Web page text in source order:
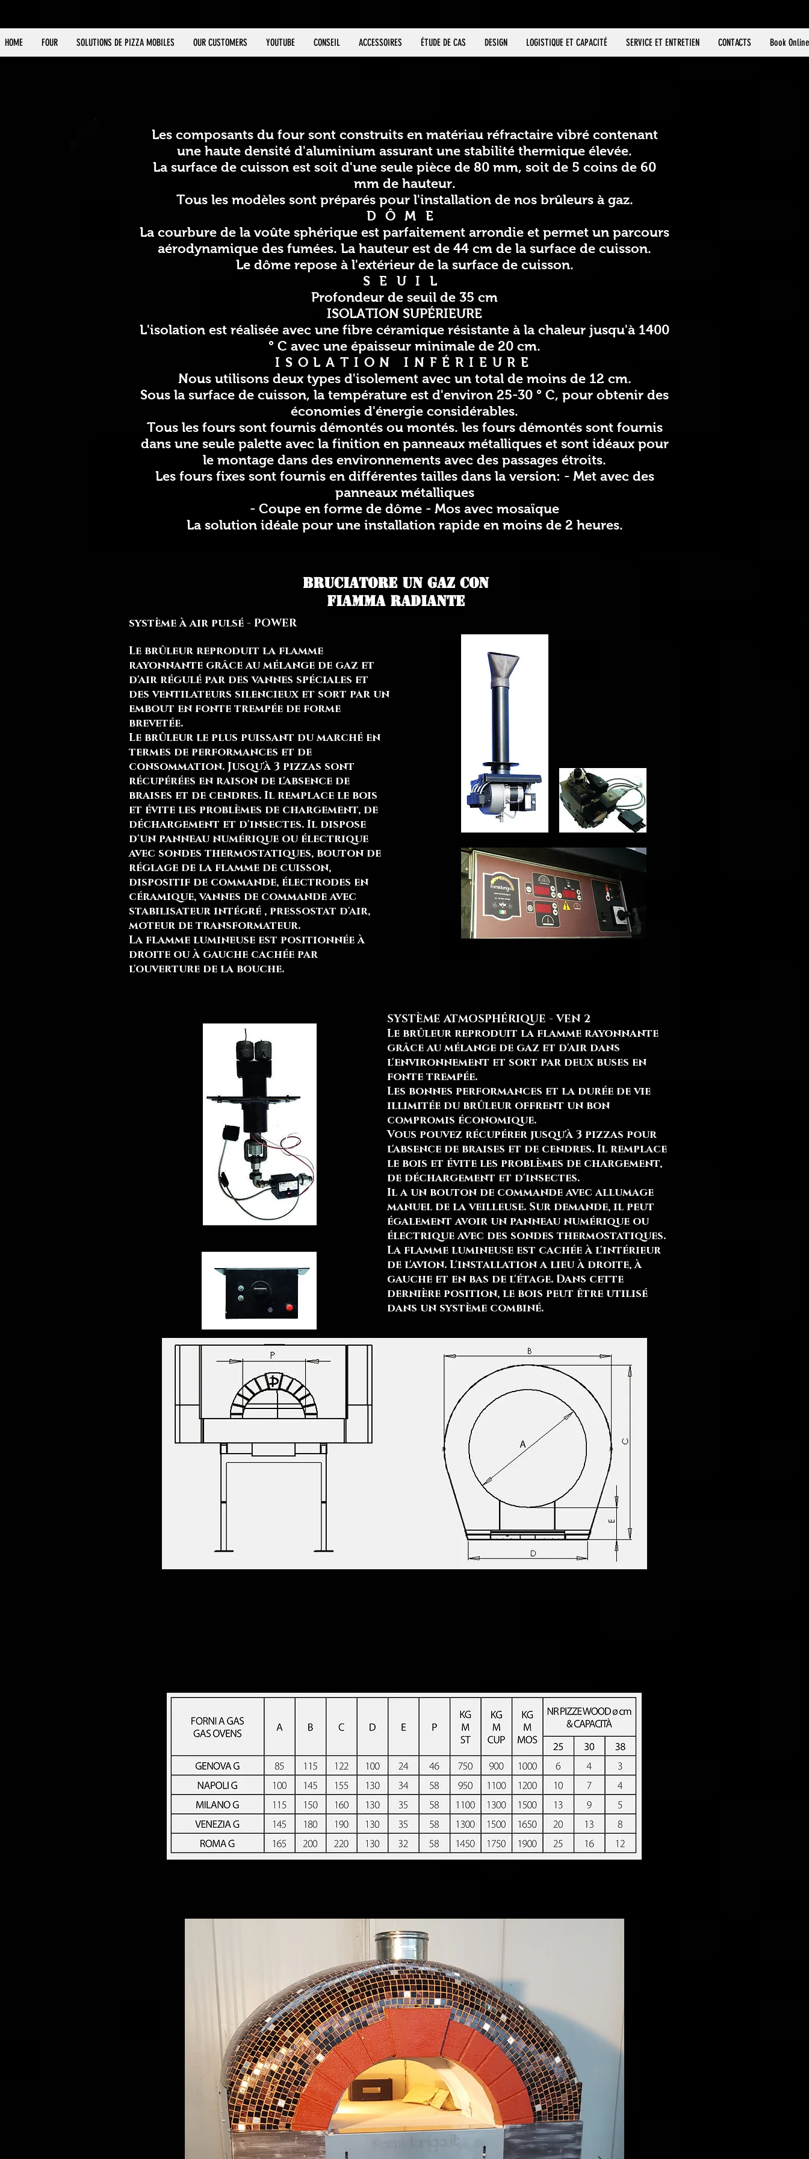
HOME FOUR SOLUTIONS DE PIZZA MOBILES OUR CUSTOMERS YOUTUBE CONSEIL ACCESSOIRES ÉTUDE DE CAS DESIGN LOGISTIQUE ET CAPACITÉ SERVICE ET ENTRETIEN CONTACTS Book Online
Les composants du four sont construits en matériau réfractaire vibré contenant
une haute densité d'aluminium assurant une stabilité thermique élevée.
La surface de cuisson est soit d'une seule pièce de 80 mm, soit de 5 coins de 60
mm de hauteur.
Tous les modèles sont préparés pour l'installation de nos brûleurs à gaz.
DÔME
La courbure de la voûte sphérique est parfaitement arrondie et permet un parcours
aérodynamique des fumées. La hauteur est de 44 cm de la surface de cuisson.
Le dôme repose à l'extérieur de la surface de cuisson.
SEUIL
Profondeur de seuil de 35 cm
ISOLATION SUPÉRIEURE
L'isolation est réalisée avec une fibre céramique résistante à la chaleur jusqu'à 1400
° C avec une épaisseur minimale de 20 cm.
ISOLATION INFÉRIEURE
Nous utilisons deux types d'isolement avec un total de moins de 12 cm.
Sous la surface de cuisson, la température est d'environ 25-30 ° C, pour obtenir des
économies d'énergie considérables.
Tous les fours sont fournis démontés ou montés. les fours démontés sont fournis
dans une seule palette avec la finition en panneaux métalliques et sont idéaux pour
le montage dans des environnements avec des passages étroits.
Les fours fixes sont fournis en différentes tailles dans la version: - Metavec des
panneaux métalliques
- Coupe en forme de dôme - Mos avec mosaïque
La solution idéale pour une installation rapide en moins de 2 heures.
Bruciatore un gaz con
fiamma radiante
système à air pulsé - POWER
Le brûleur reproduit la flamme
rayonnante grâce au mélange de gaz et
d'air régulé par des vannes spéciales et
des ventilateurs silencieux et sort par un
embout en fonte trempée de forme
brevetée.
Le brûleur le plus puissant du marché en
termes de performances et de
consommation. Jusqu'à 3 pizzas sont
récupérées en raison de l'absence de
braises et de cendres. Il remplace le bois
et évite les problèmes de chargement, de
déchargement et d'insectes. Il dispose
d'un panneau numérique ou électrique
avec sondes thermostatiques, bouton de
réglage de la flamme de cuisson,
dispositif de commande, électrodes en
céramique, vannes de commande avec
stabilisateur intégré , pressostat d'air,
moteur de transformateur.
La flamme lumineuse est positionnée à
droite ou à gauche cachée par
l'ouverture de la bouche.
SYSTÈME ATMOSPHÉRIQUE - VEN 2
Le brûleur reproduit la flamme rayonnante
grâce au mélange de gaz et d'air dans
l'environnement et sort par deux buses en
fonte trempée.
Les bonnes performances et la durée de vie
illimitée du brûleur offrent un bon
compromis économique.
Vous pouvez récupérer jusqu'à 3 pizzas pour
l'absence de braises et de cendres. Il remplace
le bois et évite les problèmes de chargement,
de déchargement et d'insectes.
Il a un bouton de commande avec allumage
manuel de la veilleuse. Sur demande, il peut
également avoir un panneau numérique ou
électrique avec des sondes thermostatiques.
La flamme lumineuse est cachée à l'intérieur
de l'avion. L'installation a lieu à droite, à
gauche et en bas de l'étage. Dans cette
dernière position, le bois peut être utilisé
dans un système combiné.